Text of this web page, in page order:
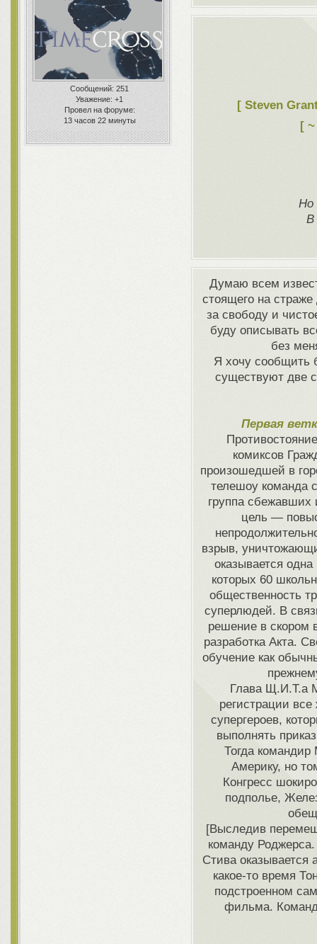
Сообщений: 251
Уважение: +1
Провел на форуме:
13 часов 22 минуты
[ Steven
[
Но
В
Думаю всем
стоящего на
за свободу и
буду описывать
без
Я хочу сообщить
существуют две
Первая
комиксов
произошедшей в
телешоу команда
группа сбежавших
цель —
взрыв,
оказывается
которых 60
общественность
суперлюдей. В
решение в скором
разработка Акта.
обучение как
Глава Щ.И.Т.а
регистрации
супергероев,
выполнять
Тогда командир
Америку, но
Конгресс
подполье,
[Выследив
команду Роджерса.
Стива оказывается
какое-то время
подстроенном
фильма.